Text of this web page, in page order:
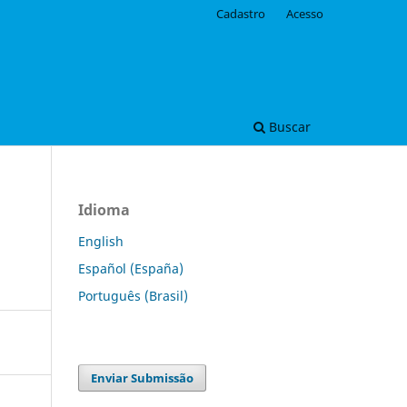
Buscar
Cadastro Acesso
Idioma
English
Español (España)
Português (Brasil)
Enviar Submissão